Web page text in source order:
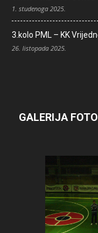
1. studenoga 2025.
3.kolo PML – KK
26. listopada 2025.
GALERIJA